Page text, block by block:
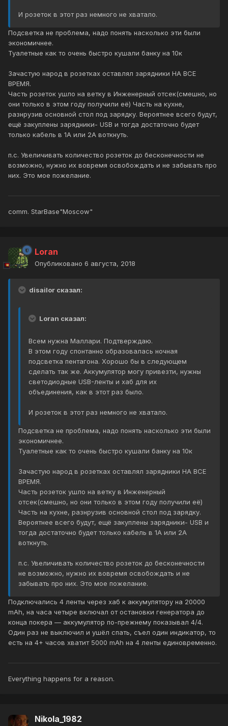
И розеток в этот раз немного не хватало.
Подсветка не проблема, надо понять насколько эти были
экономичнее.
Туалетные как то очень быстро кушали банку на 10к
Зачастую народ в розетках оставлял зарядники НА ВСЕ
ВРЕМЯ.
Часть розеток ушло на ветку в Инженерный отсек(смешно, но
они только в этом году получили её) Часть на кухне,
разнрузив основной стол под зарядку. Вероятнее всего будут,
ещё закуплены зарядники- USB и тогда достаточно будет
только кабель в 1А или 2А воткнуть.
п.с. Увеличивать количество розеток до бесконечности не
возможно, нужно их вовремя освобождать и не забывать про
них. Это мое пожелание.
comm. StarBase"Moscow"
Loran
Опубликовано 6 августа, 2018
disailor сказал:
Loran сказал:
Всем нужна Маллари. Подтверждаю.
В этом году спонтанно образовалась ночная
подсветка пентагона. Хорошо бы в следующем
сделать так же. Аккумулятор могу привезти, нужны
светодиодные USB-ленты и хаб для их
объединения, как в этот раз было.
И розеток в этот раз немного не хватало.
Подсветка не проблема, надо понять насколько эти были
экономичнее.
Туалетные как то очень быстро кушали банку на 10к
Зачастую народ в розетках оставлял зарядники НА ВСЕ
ВРЕМЯ.
Часть розеток ушло на ветку в Инженерный
отсек(смешно, но они только в этом году получили её)
Часть на кухне, разнрузив основной стол под зарядку.
Вероятнее всего будут, ещё закуплены зарядники- USB и
тогда достаточно будет только кабель в 1А или 2А
воткнуть.
п.с. Увеличивать количество розеток до бесконечности
не возможно, нужно их вовремя освобождать и не
забывать про них. Это мое пожелание.
Подключались 4 ленты через хаб к аккумулятору на 20000
mAh, на часа четыре включал от остановки генератора до
конца покера — аккумулятор по-прежнему показывал 4/4.
Один раз не выключил и ушёл спать, съел один индикатор, то
есть на 4+ часов хватит 5000 mAh на 4 ленты единовременно.
Everything happens for a reason.
Nikola_1982